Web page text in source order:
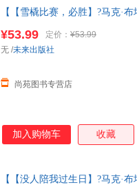
【【雪橇比赛，必胜】?马克·
换货【让您无忧购物】
¥53.99 定价： ¥53.99
尚苑图书专营店
无 /未来出版社
加入购物车 收藏
【【没人陪我过生日】?马克·